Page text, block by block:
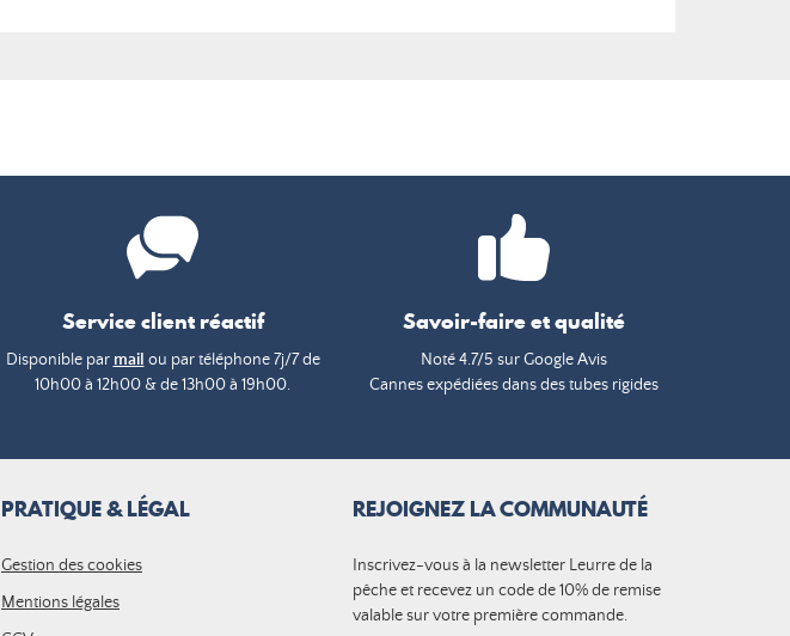
Service client réactif
Disponible par mail ou par téléphone 7j/7 de
10h00 à 12h00 & de 13h00 à 19h00.
Savoir-faire et qualité
Noté 4.7/5 sur Google Avis
Cannes expédiées dans des tubes rigides
PRATIQUE & LÉGAL
Gestion des cookies
Mentions légales
REJOIGNEZ LA COMMUNAUTÉ
Inscrivez-vous à la newsletter Leurre de la
pêche et recevez un code de 10% de remise
valable sur votre première commande.